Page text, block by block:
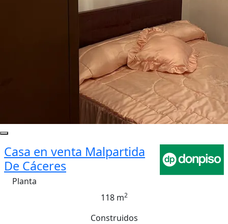
Casa en venta Malpartida
De Cáceres
Planta
118 m2
Construidos